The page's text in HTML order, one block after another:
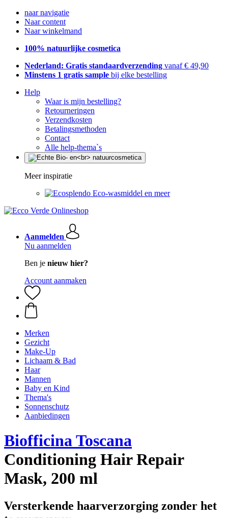
naar navigatie
Naar content
Naar winkelmand
100% natuurlijke cosmetica
Nederland: Gratis standaardverzending vanaf € 49,90
Minstens 1 gratis sample bij elke bestelling
Help
Waar is mijn bestelling?
Retourneringen
Verzendkosten
Betalingsmethoden
Contact
Alle help-thema`s
Meer inspiratie
Eco-wasmiddel en meer
Aanmelden
Nu aanmelden
Ben je nieuw hier?
Account aanmaken
Merken
Gezicht
Make-Up
Lichaam & Bad
Haar
Mannen
Baby en Kind
Thema's
Sonnenschutz
Aanbiedingen
Biofficina Toscana
Conditioning Hair Repair
Mask, 200 ml
Versterkende haarverzorging zonder het